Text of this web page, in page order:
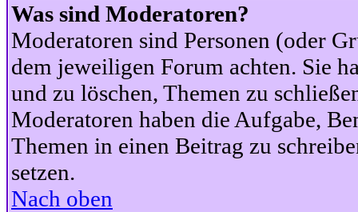
Was sind Moderatoren?
Moderatoren sind Personen (oder
dem jeweiligen Forum achten. Sie
und zu löschen, Themen zu
Moderatoren haben die Aufgabe,
Themen in einen Beitrag zu
setzen.
Nach oben